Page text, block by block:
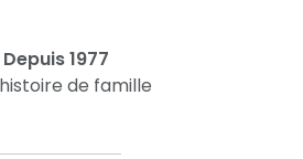
Depuis 1977
de famille